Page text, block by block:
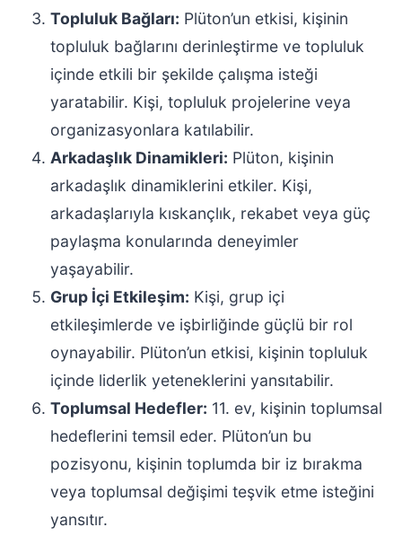
Topluluk Bağları: Plüton’un etkisi, kişinin
topluluk bağlarını derinleştirme ve topluluk
içinde etkili bir şekilde çalışma isteği
yaratabilir. Kişi, topluluk projelerine veya
organizasyonlara katılabilir.
Arkadaşlık Dinamikleri: Plüton, kişinin
arkadaşlık dinamiklerini etkiler. Kişi,
arkadaşlarıyla kıskançlık, rekabet veya güç
paylaşma konularında deneyimler
yaşayabilir.
Grup İçi Etkileşim: Kişi, grup içi
etkileşimlerde ve işbirliğinde güçlü bir rol
oynayabilir. Plüton’un etkisi, kişinin topluluk
içinde liderlik yeteneklerini yansıtabilir.
Toplumsal Hedefler: 11. ev, kişinin toplumsal
hedeflerini temsil eder. Plüton’un bu
pozisyonu, kişinin toplumda bir iz bırakma
veya toplumsal değişimi teşvik etme isteğini
yansıtır.